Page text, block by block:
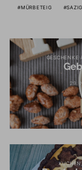
MÜRBETEIG
GESCHENKE
29.
KUCHEN